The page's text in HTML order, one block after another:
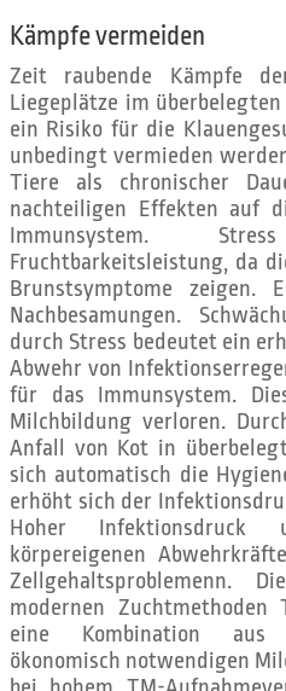
Kämpfe vermeiden
Zeit raubende Kämpfe
Liegeplätze im
ein Risiko für die
unbedingt vermieden
Tiere als chronischer
nachteiligen Effekten auf
Immunsystem.
Fruchtbarkeitsleistung, da
Brunstsymptome zeigen.
Nachbesamungen.
durch Stress bedeutet ein
Abwehr von
für das Immunsystem.
Milchbildung verloren.
Anfall von Kot in
sich automatisch die
erhöht sich der
Hoher Infektionsdruck
körpereigenen
Zellgehaltsproblemenn.
modernen
eine Kombination aus
ökonomisch notwendigen